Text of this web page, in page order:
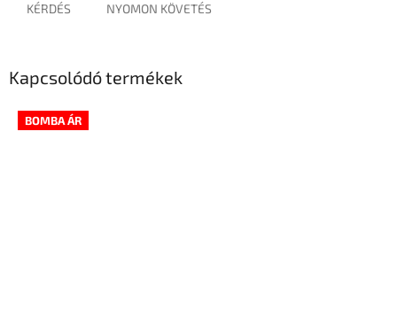
KÉRDÉS NYOMON KÖVETÉS
Kapcsolódó termékek
BOMBA ÁR